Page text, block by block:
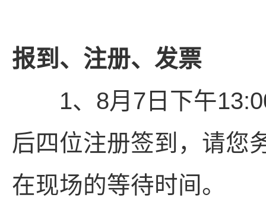
报到、注册、发票
1、8月7日下午13:00
后四位注册签到，请您
在现场的等待时间。